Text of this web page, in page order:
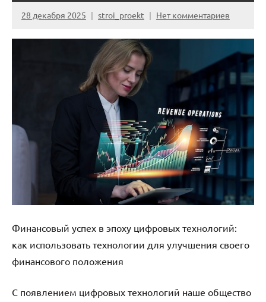
28 декабря 2025 stroi_proekt Нет комментариев
Финансовый успех в эпоху цифровых технологий:
как использовать технологии для улучшения своего
финансового положения
С появлением цифровых технологий наше общество